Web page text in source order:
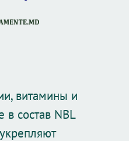
витамины и
в состав NBL